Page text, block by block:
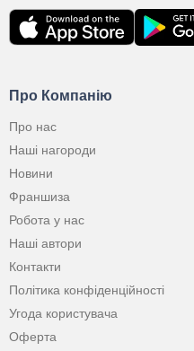
Про Компанію
Про нас
Наші нагороди
Новини
Франшиза
Робота у нас
Наші автори
Контакти
Політика конфіденційності
Угода користувача
Оферта